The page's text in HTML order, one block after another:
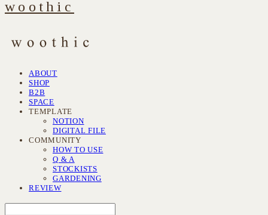
woothic
ABOUT
SHOP
B2B
SPACE
TEMPLATE
NOTION
DIGITAL FILE
COMMUNITY
HOW TO USE
Q & A
STOCKISTS
GARDENING
REVIEW